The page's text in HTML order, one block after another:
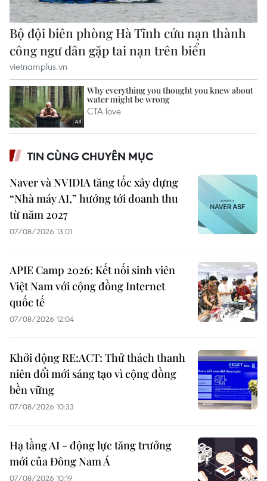
TIN CÙNG CHUYÊN MỤC
Naver và NVIDIA tăng tốc xây dựng
“Nhà máy AI,” hướng tới doanh thu
từ năm 2027
07/08/2026 13:01
APIE Camp 2026: Kết nối sinh viên
Việt Nam với cộng đồng Internet
quốc tế
07/08/2026 12:04
Khởi động RE:ACT: Thử thách thanh
niên đổi mới sáng tạo vì cộng đồng
bền vững
07/08/2026 10:33
Hạ tầng AI - động lực tăng trưởng
mới của Đông Nam Á
07/08/2026 10:19